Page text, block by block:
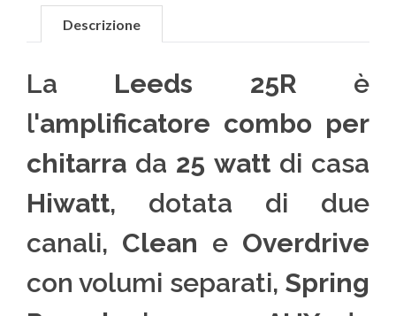
Descrizione
La Leeds 25R è
l'amplificatore combo per
chitarra da 25 wattdi casa
Hiwatt, dotata di due
canali, Clean e Overdrive
con volumi separati, Spring